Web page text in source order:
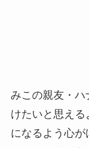
みこの親友・ハ
けたいと思え
になるよう心